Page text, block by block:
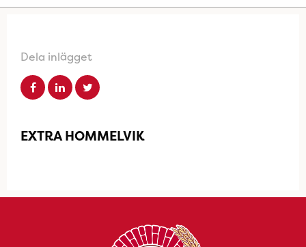
Dela inlägget
EXTRA HOMMELVIK